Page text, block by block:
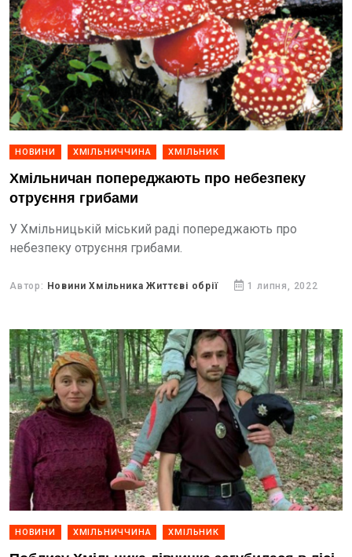
НОВИНИ ХМІЛЬНИЧЧИНА ХМІЛЬНИК
Хмільничан попереджають про небезпеку
отруєння грибами
У Хмільницькій міський раді попереджають про
небезпеку отруєння грибами.
Автор: Новини Хмільника Життєві обрії 1 липня, 2022
НОВИНИ ХМІЛЬНИЧЧИНА ХМІЛЬНИК